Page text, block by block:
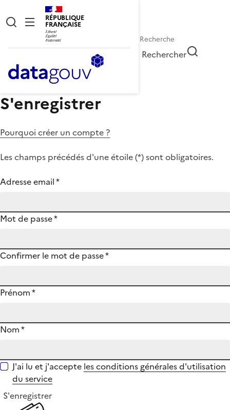
RÉPUBLIQUE
FRANÇAISE
Rechercher
S'enregistrer
Pourquoi créer un compte ?
Les champs précédés d'une étoile (*) sont obligatoires.
Adresse email*
Mot de passe*
Confirmer le mot de passe*
Prénom*
Nom*
J'ai lu et j'accepte les conditions générales d'utilisation
du service
S'enregistrer